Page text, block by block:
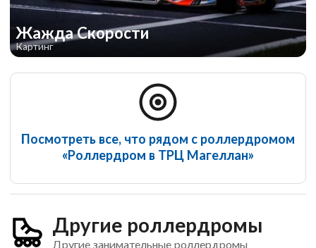
Жажда Скорости
Картинг
Посмотреть все, что рядом с роллердромом
«Роллердром в ТРЦ Магеллан»
Другие роллердромы
Другие занимательные роллердромы